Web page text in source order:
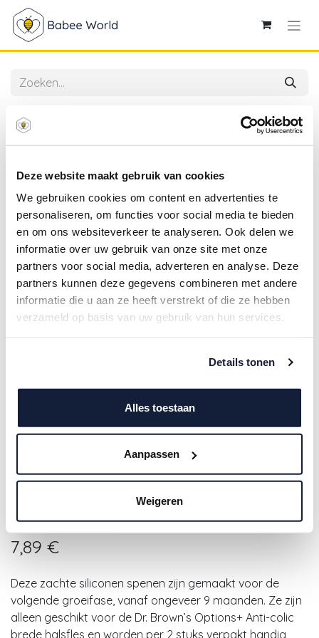
Deze website maakt gebruik van cookies
We gebruiken cookies om content en advertenties te
personaliseren, om functies voor social media te bieden
en om ons websiteverkeer te analyseren. Ook delen we
informatie over uw gebruik van onze site met onze
partners voor social media, adverteren en analyse. Deze
partners kunnen deze gegevens combineren met andere
informatie die u aan ze heeft verstrekt of die ze hebben
verzameld op basis van uw gebruik van hun services.
Details tonen
Alles toestaan
Aanpassen
Weigeren
Dr.Brown's | Zuigspeen Breedhalsfles Anti-colic
Options+ Fase 4 2-pack
Dr.Brown's | Zuigspeen
Breedhalsfles Anti-colic Options+
Fase 4 2-pack
7,89 €
Deze zachte siliconen spenen zijn gemaakt voor de
volgende groeifase, vanaf ongeveer 9 maanden. Ze zijn
alleen geschikt voor de Dr. Brown’s Options+ Anti-colic
brede halsfles en worden per 2 stuks verpakt handig